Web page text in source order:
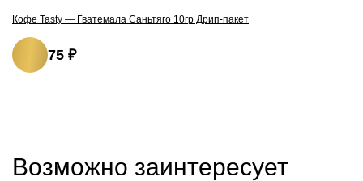
Кофе Tasty — Гватемала Саньтяго 10гр Дрип-пакет
75 ₽
Возможно заинтересует